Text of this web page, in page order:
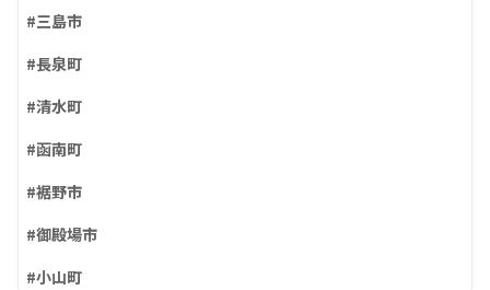
#三島市
#長泉町
#清水町
#函南町
#裾野市
#御殿場市
#小山町